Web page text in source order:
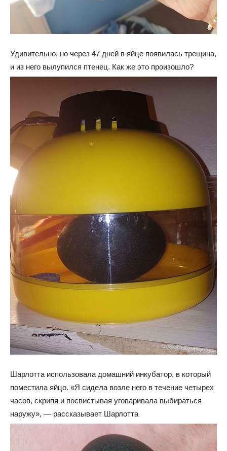
Удивительно, но через 47 дней в яйце появилась трещина,
и из него вылупился птенец. Как же это произошло?
Шарлотта использовала домашний инкубатор, в который
поместила яйцо. «Я сидела возле него в течение четырех
часов, скрипя и посвистывая уговаривала выбираться
наружу», — рассказывает Шарлотта